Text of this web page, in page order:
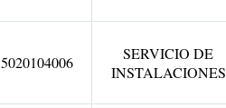
5020104006
SERVICIO DE
INSTALACIONES